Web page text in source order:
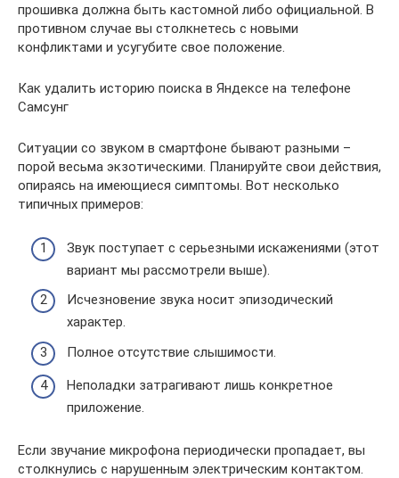
прошивка должна быть кастомной либо официальной. В
противном случае вы столкнетесь с новыми
конфликтами и усугубите свое положение.
Как удалить историю поиска в Яндексе на телефоне
Самсунг
Ситуации со звуком в смартфоне бывают разными –
порой весьма экзотическими. Планируйте свои действия,
опираясь на имеющиеся симптомы. Вот несколько
типичных примеров:
Звук поступает с серьезными искажениями (этот
вариант мы рассмотрели выше).
Исчезновение звука носит эпизодический
характер.
Полное отсутствие слышимости.
Неполадки затрагивают лишь конкретное
приложение.
Если звучание микрофона периодически пропадает, вы
столкнулись с нарушенным электрическим контактом.